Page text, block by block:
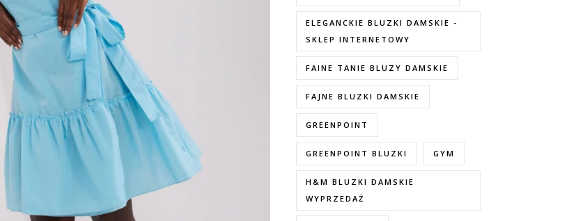
ELEGANCKIE BLUZKI DAMSKIE -
SKLEP INTERNETOWY
FAINE TANIE BLUZY DAMSKIE
FAJNE BLUZKI DAMSKIE
GREENPOINT
GREENPOINT BLUZKI GYM
H&M BLUZKI DAMSKIE
WYPRZEDAŻ